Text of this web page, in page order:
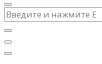
Ищите
что-
то?